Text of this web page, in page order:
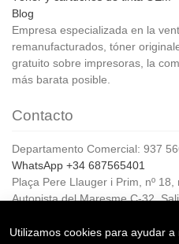
Blog
Empresa especializada en la
remanufacturados, tóner
gratuito sobre impresoras, la
más barata posible.
Contacto
Departamento Comercial: 937
WhatsApp +34 687565401
Plaça Pere Llauger i Prim, nº
Autopista del Maresme C-32,
Horario de Atención al cliente:
Utilizamos cookies para ayudar